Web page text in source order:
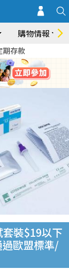
購物情報
期存款
套裝$19以下
歐盟標準/